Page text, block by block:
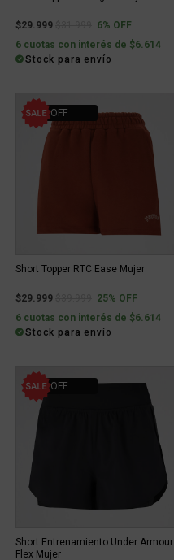
$29.999 Price reduced from
to6% OFF
6 cuotas con interés de $6.614
Stock para envío
25% OFF
Short Topper RTC Ease Mujer
$29.999 Price reduced from
to25% OFF
6 cuotas con interés de $6.614
Stock para envío
21% OFF
Short Entrenamiento Under Armour
Flex Mujer